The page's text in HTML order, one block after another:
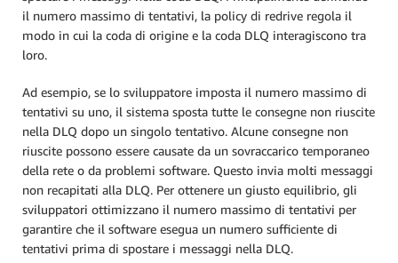
il numero massimo di tentativi, la policy di redrive regola il
modo in cui la coda di origine e la coda DLQ interagiscono tra
loro.
Ad esempio, se lo sviluppatore imposta il numero massimo di
tentativi su uno, il sistema sposta tutte le consegne non riuscite
nella DLQ dopo un singolo tentativo. Alcune consegne non
riuscite possono essere causate da un sovraccarico temporaneo
della rete o da problemi software. Questo invia molti messaggi
non recapitati alla DLQ. Per ottenere un giusto equilibrio, gli
sviluppatori ottimizzano il numero massimo di tentativi per
garantire che il software esegua un numero sufficiente di
tentativi prima di spostare i messaggi nella DLQ.